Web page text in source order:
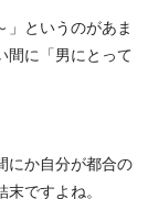
」というのがあま
間に「男にとって
にか自分が都合の
ですよね。